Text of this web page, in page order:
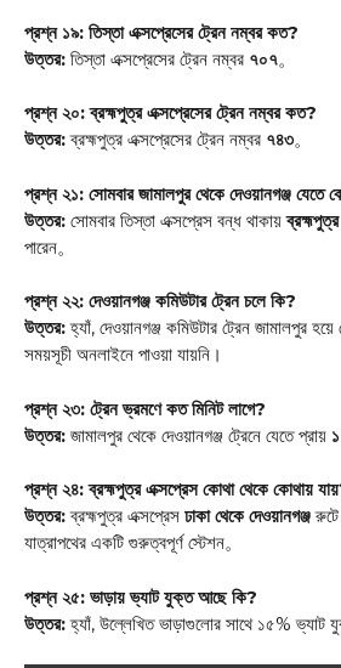
প্রশ্ন ১৯: তিস্তা এক্সপ্রেসের ট্রেন নম্বর কত?
উত্তর: তিস্তা এক্সপ্রেসের ট্রেন নম্বর ৭০৭。
প্রশ্ন ২০: ব্রহ্মপুত্র এক্সপ্রেসের ট্রেন নম্বর কত?
উত্তর:ব্রহ্মপুত্র এক্সপ্রেসের ট্রেন নম্বর ৭৪৩。
প্রশ্ন ২১: সোমবার জামালপুর থেকে দেওয়ানগঞ্জ যেতে
উত্তর: সোমবার তিস্তা এক্সপ্রেস বন্ধ থাকায়
পারেন。
প্রশ্ন ২২: দেওয়ানগঞ্জ কমিউটার ট্রেন চলে কি?
উত্তর:হ্যাঁ, দেওয়ানগঞ্জ কমিউটার ট্রেন জামালপুর হয়ে
সময়সূচী অনলাইনে পাওয়া যায়নি।
প্রশ্ন ২৩: ট্রেন ভ্রমণে কত মিনিট লাগে?
উত্তর: জামালপুর থেকে দেওয়ানগঞ্জ ট্রেনে যেতে প্রায়
প্রশ্ন ২৪: ব্রহ্মপুত্র এক্সপ্রেস কোথা থেকে কোথায়
উত্তর:ব্রহ্মপুত্র এক্সপ্রেস ঢাকা থেকে দেওয়ানগঞ্জ
যাত্রাপথের একটি গুরুত্বপূর্ণ স্টেশন。
প্রশ্ন ২৫: ভাড়ায় ভ্যাট যুক্ত আছে কি?
উত্তর:হ্যাঁ, উল্লেখিত ভাড়াগুলোর সাথে ১৫% ভ্যাট